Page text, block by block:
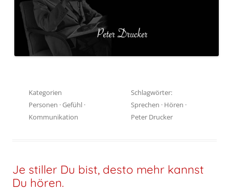
Kategorien
Personen ·Gefühl ·
Kommunikation
Schlagwörter:
Sprechen · Hören ·
Peter Drucker
Je stiller Du bist, desto mehr kannst
Du hören.